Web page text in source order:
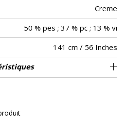
Creme
50 % pes ; 37 % pc ; 13 % vi
141 cm / 56 Inches
Raccord libre
30000
usage classique : 20.000 à 40.000
et/ou 15,000 à 30,000
De large
506
aw - 0.15
Italie